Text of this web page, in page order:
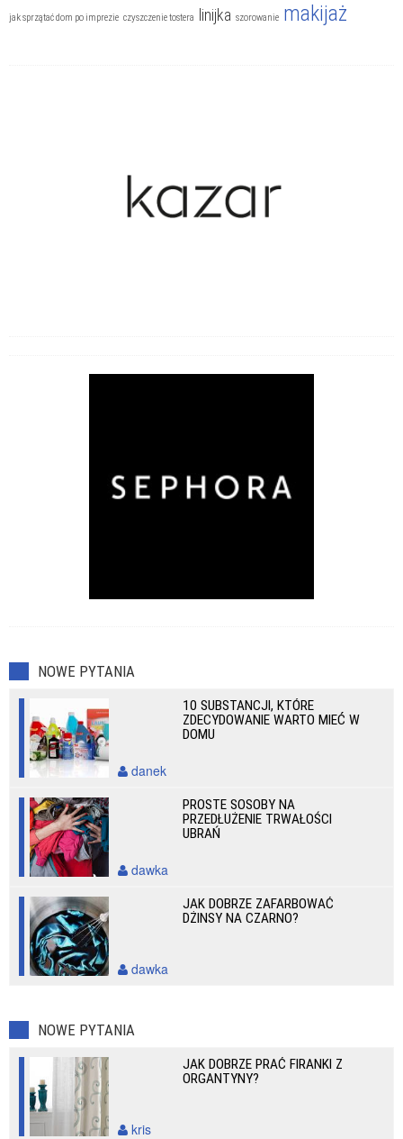
jak sprzątać dom po imprezie czyszczenie tostera linijka szorowanie makijaż
NOWE PYTANIA
10 SUBSTANCJI, KTÓRE
ZDECYDOWANIE WARTO MIEĆ W
DOMU
danek
PROSTE SOSOBY NA
PRZEDŁUŻENIE TRWAŁOŚCI
UBRAŃ
dawka
JAK DOBRZE ZAFARBOWAĆ
DŻINSY NA CZARNO?
dawka
NOWE PYTANIA
JAK DOBRZE PRAĆ FIRANKI Z
ORGANTYNY?
kris